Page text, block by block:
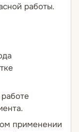
работы.
применении